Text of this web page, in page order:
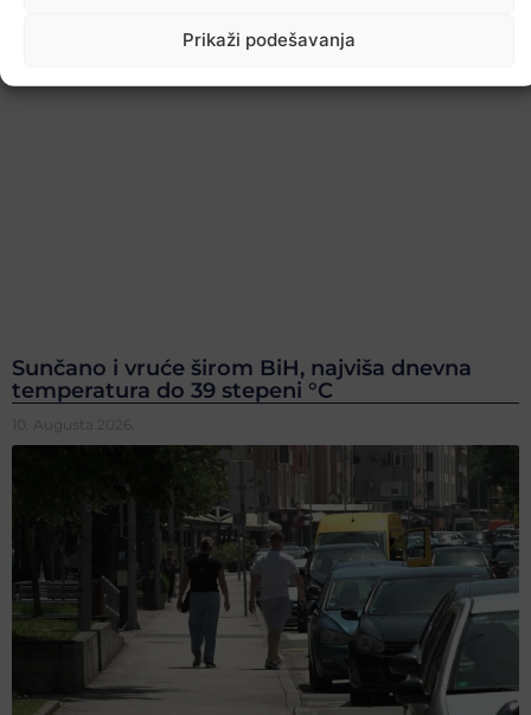
Prikaži podešavanja
Sunčano i vruće širom BiH, najviša dnevna
temperatura do 39 stepeni °C
10. Augusta 2026.